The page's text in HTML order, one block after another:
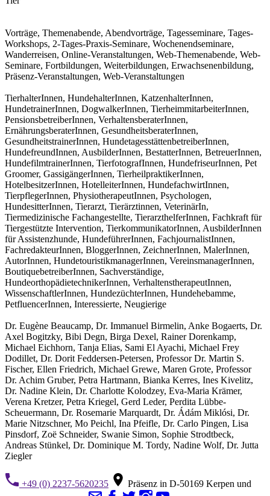
Vorträge, Themenabende, Abendvorträge, Tagesseminare, Tages-
Workshops, 2-Tages-Praxis-Seminare, Wochenendseminare,
Wanderreisen, Online-Veranstaltungen, Web-Themenabende, Web-
Seminare, Fortbildungen, Weiterbildungen, Erwachsenenbildung,
Präsenz-Veranstaltungen, Web-Veranstaltungen
TierhalterInnen, HundehalterInnen, KatzenhalterInnen,
HundetrainerInnen, DogwalkerInnen, TierheimmitarbeiterInnen,
PensionsbetreiberInnen, VerhaltensberaterInnen,
ErnährungsberaterInnen, GesundheitsberaterInnen,
GesundheitstrainerInnen, HundetagesstättenbetreiberInnen,
HundefreundInnen, AusbilderInnen, BestatterInnen, BetreuerInnen,
HundefilmtrainerInnen, TierfotografInnen, HundefriseurInnen, Pet
Groomer, GassigängerInnen, TierheilpraktikerInnen,
HotelbesitzerInnen, HotelleiterInnen, HundefachwirtInnen,
TierpflegerInnen, PhysiotherapeutInnen, Psychologen,
HundesitterInnen, Tierarzt, Tierärztinnen, VeterinärIn,
Tiermedizinische Fachangestellte, TierarzthelferInnen, Fachkraft für
Tiergestützte Intervention, TierkommunikatorInnen, AusbilderInnen
für Assistenzhunde, HundeführerInnen, FachjournalistInnen,
FachredakteurInnen, BloggerInnen, ZeichnerInnen, MalerInnen,
AutorInnen, HundetouristikmanagerInnen, VereinsmanagerInnen,
BoutiquebetreiberInnen, Sachverständige,
HundeorthopädietechnikerInnen, VerhaltenstherapeutInnen,
WissenschaftlerInnen, HundezüchterInnen, Hundehebamme,
PetfluencerInnen, Interessierte, Neugierige
Dr. Eugène Beaucamp, Dr. Immanuel Birmelin, Anke Bogaerts, Dr.
Axel Bogitzky, Bibi Degn, Birga Dexel, Rainer Dorenkamp,
Michael Eichhorn, Tanja Elias, Sami El Ayachi, Michael Frey
Dodillet, Dr. Dorit Feddersen-Petersen, Professor Dr. Martin S.
Fischer, Ellen Friedrich, Michael Grewe, Maren Grote, Professor
Dr. Achim Gruber, Petra Hartmann, Bianka Kerres, Ines Kivelitz,
Dr. Nadine Klein, Dr. Charlotte Kolodzey, Eva-Maria Krämer,
Verena Kretzer, Petra Kriegel, Gerd Leder, Perdita Lübbe-
Scheuermann, Dr. Rosemarie Marquardt, Dr. Ádám Miklósi, Dr.
Marie Nitzschner, Mo Peichl, Ina Pfeifle, Dr. Carlo Pingen, Lisa
Pinsdorf, Zoë Schneider, Swanie Simon, Sophie Strodtbeck,
Andreas Stünkel, Dr. Dominique M. Tordy, Nadine Wolf, Dr. Jutta
Ziegler
+49 (0) 2237-5620235
Präsenz in D-50169 Kerpen und